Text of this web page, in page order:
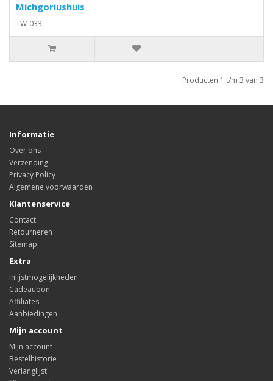
Michgoriushuis
TW-033
Producten 1 t/m 3 van 3
Informatie
Over ons
Verzending
Privacy Policy
Algemene voorwaarden
Klantenservice
Contact
Retourneren
Sitemap
Extra
Inlijstmogelijkheden
Cadeaubon
Affiliates
Aanbiedingen
Mijn account
Mijn account
Bestelhistorie
Verlanglijst